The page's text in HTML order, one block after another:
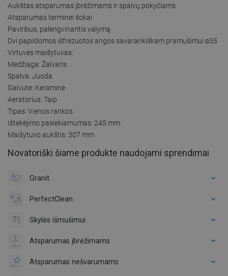
Aukštas atsparumas įbrėžimams ir spalvų pokyčiams
Atsparumas terminei šokai
Paviršius, palengvinantis valymą
Dvi papildomos išfrezuotos angos savarankiškam pramušimui ø35
Virtuvės maišytuvas:
Medžiaga: Žalvaris
Spalva: Juoda
Galvutė: Keraminė
Aeratorius: Taip
Tipas: Vienos rankos
Ištekėjimo pasiekiamumas: 245 mm
Maišytuvo aukštis: 307 mm
Novatoriški šiame produkte naudojami sprendimai
Granit
PerfectClean
Skylės išmušimui
Atsparumas įbrėžimams
Atsparumas nešvarumams